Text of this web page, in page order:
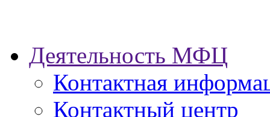
Деятельность МФЦ
Контактная
Контактный центр